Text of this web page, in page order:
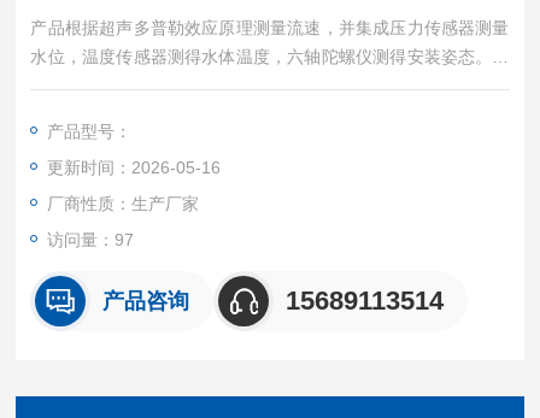
产品根据超声多普勒效应原理测量流速，并集成压力传感器测量
水位，温度传感器测得水体温度，六轴陀螺仪测得安装姿态。壳
体采用PVC塑料，能够有效防水密封。内部采用7.4V 充电电池供
产品型号：
更新时间：2026-05-16
厂商性质：生产厂家
访问量：97
产品咨询 15689113514